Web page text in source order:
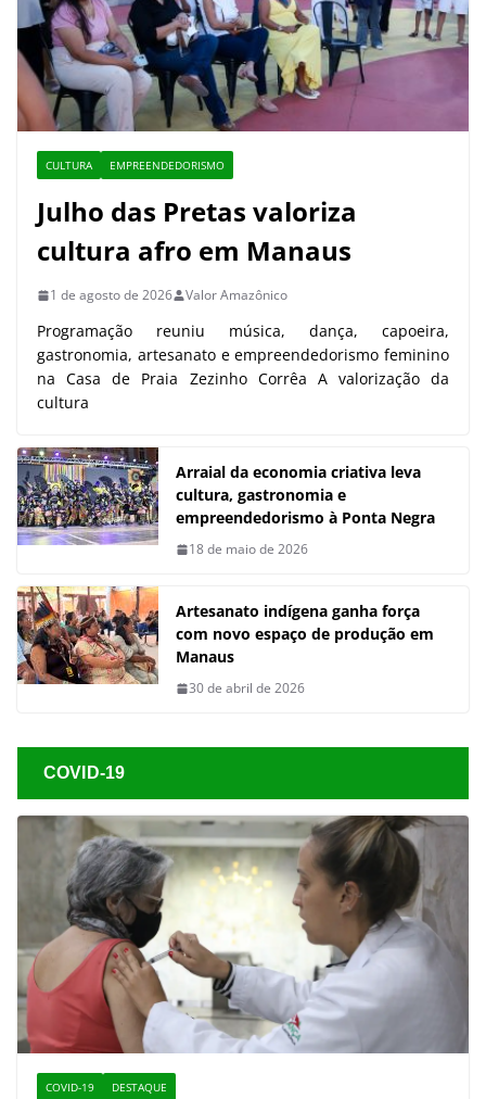
CULTURA EMPREENDEDORISMO
Julho das Pretas valoriza
cultura afro em Manaus
1 de agosto de 2026 Valor Amazônico
Programação reuniu música, dança, capoeira,
gastronomia, artesanato e empreendedorismo feminino
na Casa de Praia Zezinho Corrêa A valorização da
cultura
Arraial da economia criativa leva
cultura, gastronomia e
empreendedorismo à Ponta Negra
18 de maio de 2026
Artesanato indígena ganha força
com novo espaço de produção em
Manaus
30 de abril de 2026
COVID-19
COVID-19 DESTAQUE